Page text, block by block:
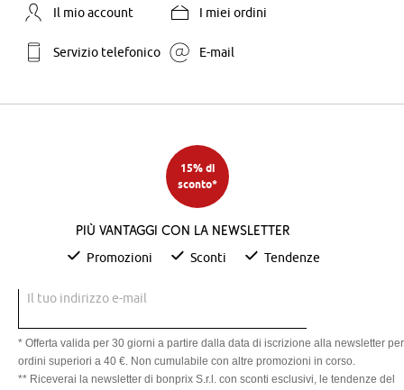
Il mio account I miei ordini
Servizio telefonico E-mail
15% di
sconto*
Più vantaggi con la newsletter
Promozioni Sconti Tendenze
Il tuo indirizzo e-mail
* Offerta valida per 30 giorni a partire dalla data di iscrizione alla newsletter per
ordini superiori a 40 €. Non cumulabile con altre promozioni in corso.
** Riceverai la newsletter di bonprix S.r.l. con sconti esclusivi, le tendenze del